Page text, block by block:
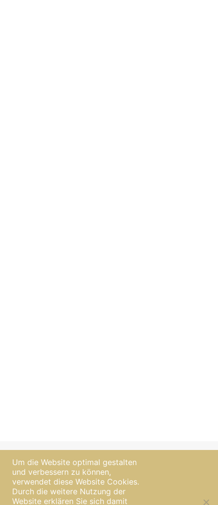
Impressum | Datenschutzerklärung
Um die Website optimal gestalten
und verbessern zu können,
verwendet diese Website Cookies.
Durch die weitere Nutzung der
Website erklären Sie sich damit